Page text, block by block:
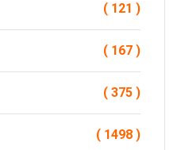
( 121 )
( 167 )
( 375 )
( 1498 )